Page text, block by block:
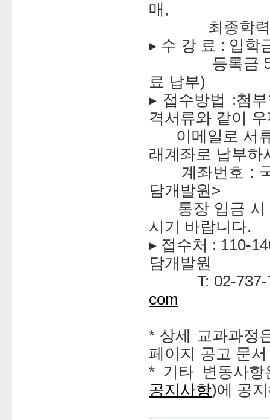
매,
최종학력증
▸ 수 강 료 : 입학
등록금 50만
료 납부)
▸ 접수방법 :첨
격서류와 같이
이메일로 서류
래계좌로 납부하
계좌번호 : 국
담개발원>
통장 입금 시
시기 바랍니다.
▸ 접수처 : 110-
담개발원
T: 02-737-
com
* 상세 교과과정
페이지 공고 문
* 기타 변동사항
공지사항)에 공